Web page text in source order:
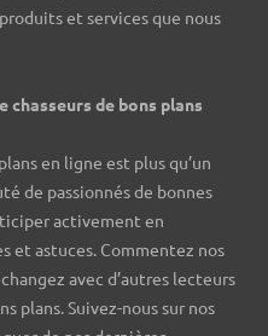
et services que nous
de bons plans
en ligne est plus qu’un
de passionnés de bonnes
activement en
et astuces. Commentez nos
avec d’autres lecteurs
plans. Suivez-nous sur nos